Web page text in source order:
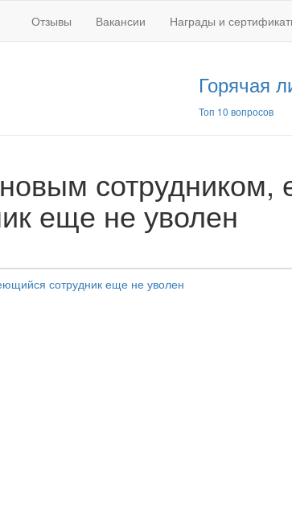
Отзывы Вакансии Награды и
Горячая
Топ 10 вопросов
сотрудником,
еще не уволен
сотрудник еще не уволен